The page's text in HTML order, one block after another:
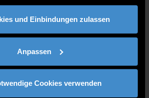
und Einbindungen zulassen
Anpassen
Cookies verwenden
Vereinbarung per E-Mail